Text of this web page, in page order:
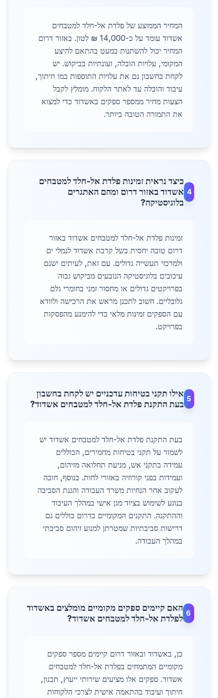
המחיר הממוצע של פלדת אל-חלד למטבחים
אשדוד עומד על כ-14,000 ₪ לטון. באזור דרום
המחיר יכול להשתנות במעט בהתאם להיצע
המקומי, עלויות הובלה, ועונתיות בביקוש. יש
לקחת בחשבון גם את עלויות התוספות כמו חיתוך,
עיבוד והובלה עד לאתר הלקוח. מומלץ לקבל
הצעות מחיר ממספר ספקים באשדוד כדי למצוא
את התמורה הטובה ביותר.
4
כיצד נראית זמינות פלדת אל-חלד למטבחים
אשדוד באזור דרום ומהם האתגרים
בלוגיסטיקה?
זמינות פלדת אל-חלד למטבחים אשדוד באזור
דרום טובה יחסית בשל קרבת אשדוד לנמלי ים
ולמרכזי תעשייה גדולים. עם זאת, לעיתים ישנם
עיכובים בלוגיסטיקה הנובעים מביקוש גבוה
בפרויקטים גדולים או מחסור זמני בחומרי גלם
גלובליים. חשוב לתכנן מראש את הרכישה ולוודא
עם הספקים זמינות מלאי כדי להימנע מהפסקות
בפרויקט.
5
אילו תקני בטיחות עדכניים יש לקחת בחשבון
בעת התקנת פלדת אל-חלד למטבחים אשדוד?
בעת התקנת פלדת אל-חלד למטבחים אשדוד יש
לשמור על תקני בטיחות מחמירים, הכוללים
עמידה בתקני אש, מניעת תחלואה מזיהום,
ועמידות בפני קורוזיה באזורי לחות. בנוסף, חובה
לעקוב אחר הנחיות משרד העבודה והגנת הסביבה
בנוגע לשימוש בציוד מגן אישי במהלך העיבוד
וההתקנה. התקנים המקומיים בדרום כוללים גם
דרישות סביבתיות שמטרתן למנוע זיהום סביבתי
במהלך העבודה.
6
האם קיימים ספקים מקומיים מומלצים באשדוד
לפלדת אל-חלד למטבחים אשדוד?
כן, באשדוד ובאזור דרום קיימים מספר ספקים
מקומיים המתמחים בפלדת אל-חלד למטבחים
אשדוד. ספקים אלו מציעים שירותי ייעוץ, תכנון,
חיתוך ועיבוד בהתאמה אישית לצרכי הלקוחות